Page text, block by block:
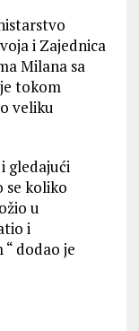
i Zajednica
Milana sa
tokom
veliku
gledajući
se koliko
u
i
dodao je